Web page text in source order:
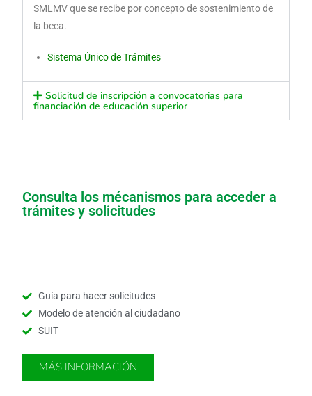
SMLMV que se recibe por concepto de sostenimiento de
la beca.
Sistema Único de Trámites
Solicitud de inscripción a convocatorias para
financiación de educación superior
Consulta los mécanismos para acceder a
trámites y solicitudes
Guía para hacer solicitudes
Modelo de atención al ciudadano
SUIT
MÁS INFORMACIÓN